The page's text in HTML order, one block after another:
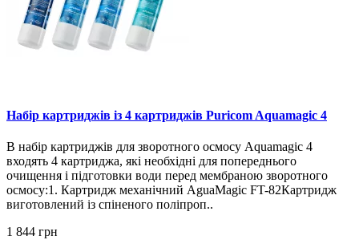
Набір картриджів із 4 картриджів Puricom Aquamagic 4
В набір картриджів для зворотного осмосу Aquamagic 4
входять 4 картриджа, які необхідні для попереднього
очищення і підготовки води перед мембраною зворотного
осмосу:1. Картридж механічний AguaMagic FT-82Картридж
виготовлений із спіненого поліпроп..
1 844 грн